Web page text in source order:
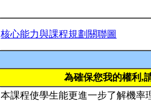
核心能力與課程規劃關聯圖
為確保您我的權利,
本課程使學生能更進一步了解機率